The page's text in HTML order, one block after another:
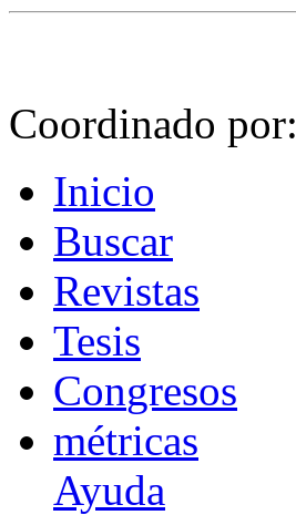
Coordinado por:
Inicio
Buscar
Revistas
Tesis
Congresos
métricas
Ayuda